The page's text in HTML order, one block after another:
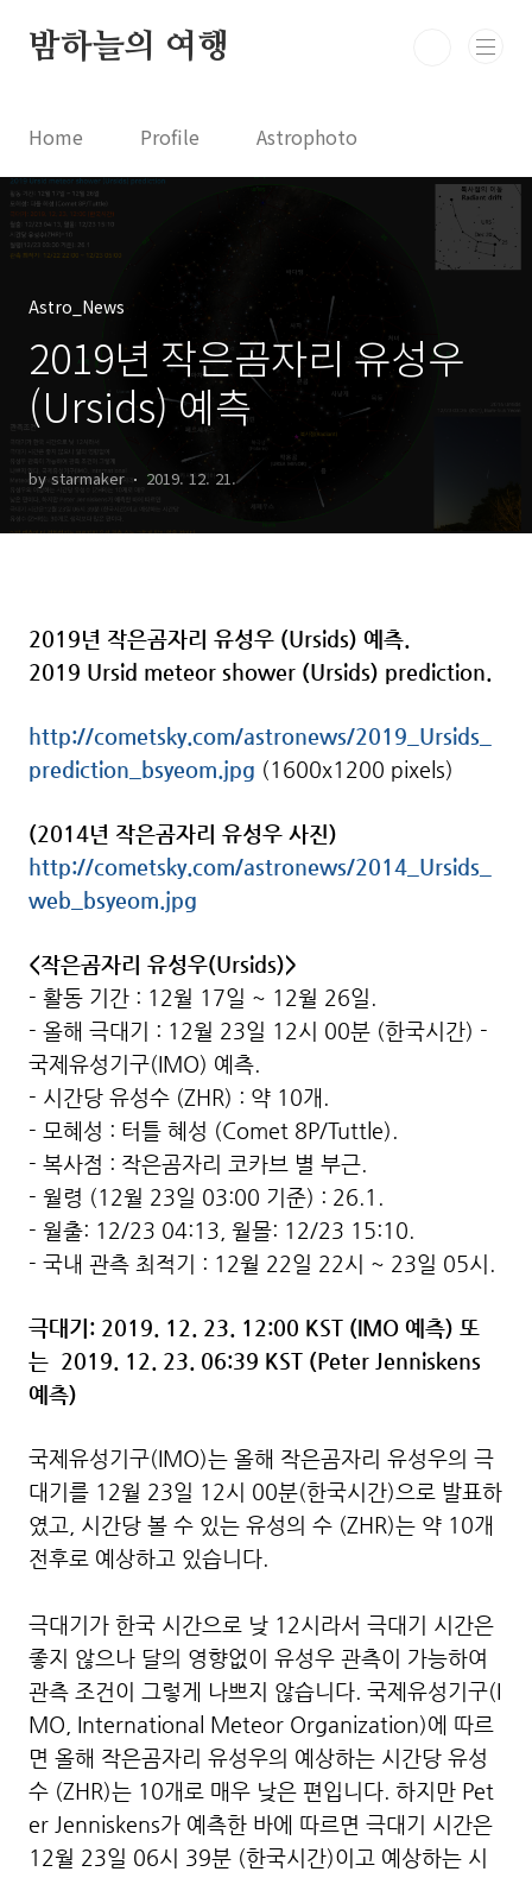
밤하늘의 여행
Home Profile Astrophoto
Astro News Comet News Astro Video
Astrophotography
Astro_News
2019년 작은곰자리 유성우
(Ursids) 예측
by starmaker 2019. 12. 21.
2019년 작은곰자리 유성우 (Ursids) 예측.
2019 Ursid meteor shower (Ursids) prediction.
http://cometsky.com/astronews/2019_Ursids_
prediction_bsyeom.jpg (1600x1200 pixels)
(2014년 작은곰자리 유성우 사진)
http://cometsky.com/astronews/2014_Ursids_
web_bsyeom.jpg
<작은곰자리 유성우(Ursids)>
- 활동 기간 : 12월 17일 ~ 12월 26일.
- 올해 극대기 : 12월 23일 12시 00분 (한국시간) -
국제유성기구(IMO) 예측.
- 시간당 유성수 (ZHR) : 약 10개.
- 모혜성 : 터틀 혜성 (Comet 8P/Tuttle).
- 복사점 : 작은곰자리 코카브 별 부근.
- 월령 (12월 23일 03:00 기준) : 26.1.
- 월출: 12/23 04:13, 월몰: 12/23 15:10.
- 국내 관측 최적기 : 12월 22일 22시 ~ 23일 05시.
극대기: 2019. 12. 23. 12:00 KST (IMO 예측) 또
는 2019. 12. 23. 06:39 KST (Peter Jenniskens
예측)
국제유성기구(IMO)는 올해 작은곰자리 유성우의 극
대기를 12월 23일 12시 00분(한국시간)으로 발표하
였고, 시간당 볼 수 있는 유성의 수 (ZHR)는 약 10개
전후로 예상하고 있습니다.
극대기가 한국 시간으로 낮 12시라서 극대기 시간은
좋지 않으나 달의 영향없이 유성우 관측이 가능하여
관측 조건이 그렇게 나쁘지 않습니다. 국제유성기구(I
MO, International Meteor Organization)에 따르
면 올해 작은곰자리 유성우의 예상하는 시간당 유성
수 (ZHR)는 10개로 매우 낮은 편입니다. 하지만 Pet
er Jenniskens가 예측한 바에 따르면 극대기 시간은
12월 23일 06시 39분 (한국시간)이고 예상하는 시